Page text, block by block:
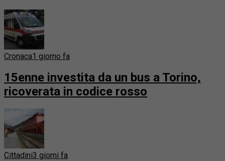
Cronaca1 giorno fa
15enne investita da un bus a Torino,
ricoverata in codice rosso
Cittadini3 giorni fa